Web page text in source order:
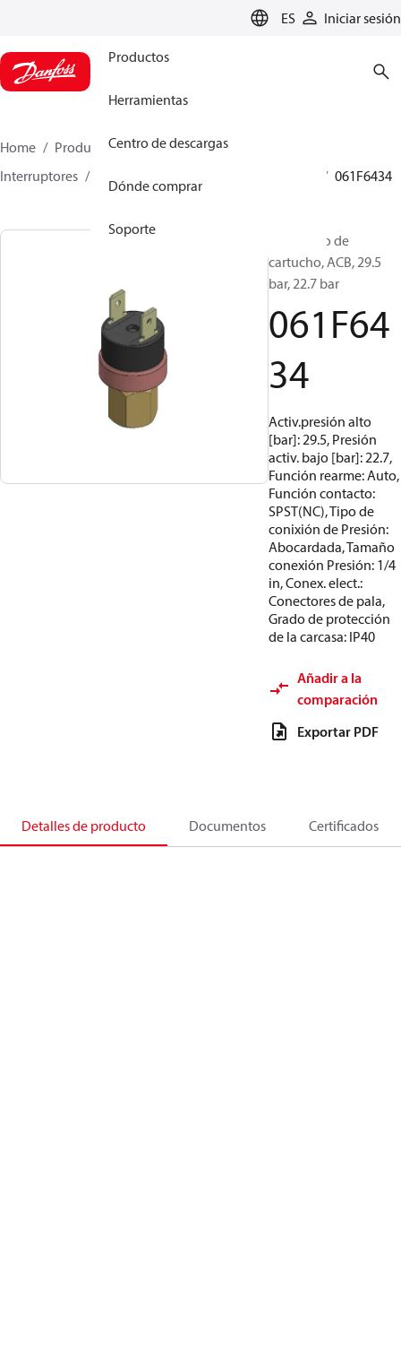
ES Iniciar sesión
Productos
Herramientas
Centro de descargas
Dónde comprar
Soporte
Home Productos
Climate Solutions for cooling
Interruptores
061F6434
Presostato de
cartucho, ACB, 29.5
bar, 22.7 bar
061F64
34
Activ.presión alto
[bar]: 29.5, Presión
activ. bajo [bar]: 22.7,
Función rearme: Auto,
Función contacto:
SPST(NC), Tipo de
conixión de Presión:
Abocardada, Tamaño
conexión Presión: 1/4
in, Conex. elect.:
Conectores de pala,
Grado de protección
de la carcasa: IP40
Añadir a la
comparación
Exportar PDF
Detalles de producto Documentos Certificados